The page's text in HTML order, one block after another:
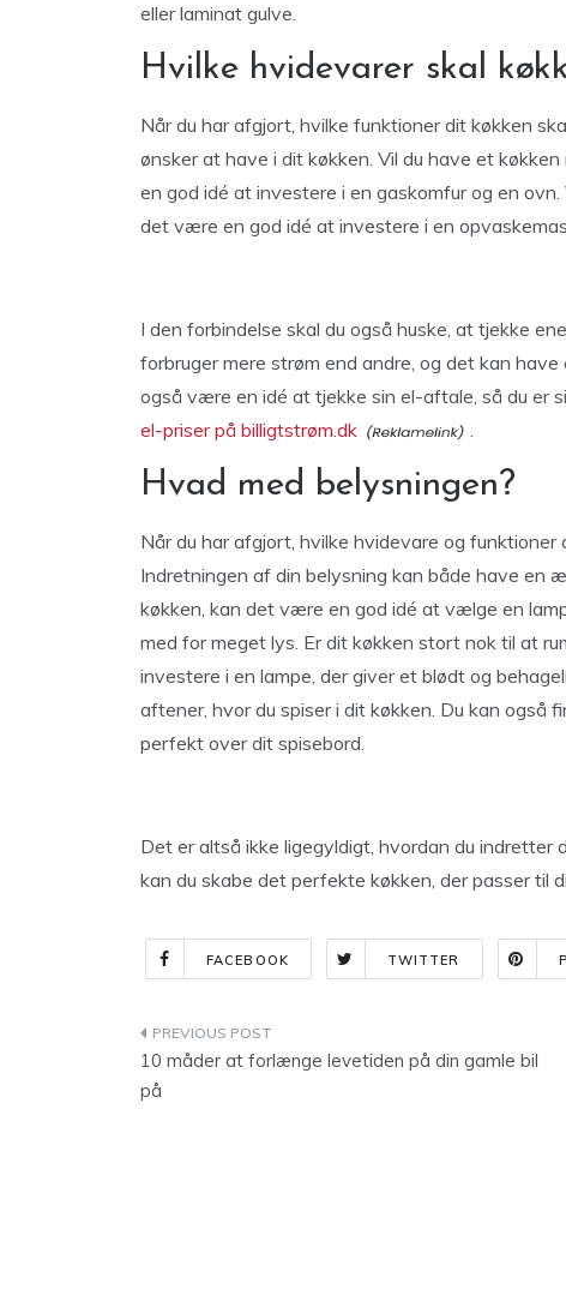
eller laminat gulve.
Hvilke hvidevarer skal
Når du har afgjort, hvilke funktioner dit køkken
ønsker at have i dit køkken. Vil du have et
en god idé at investere i en gaskomfur og en
det være en god idé at investere i en
I den forbindelse skal du også huske, at tjekke
forbruger mere strøm end andre, og det kan
også være en idé at tjekke sin el-aftale, så du er
el-priser på billigtstrøm.dk
.
Hvad med belysningen?
Når du har afgjort, hvilke hvidevare og
Indretningen af din belysning kan både have en
køkken, kan det være en god idé at vælge en
med for meget lys. Er dit køkken stort nok til at
investere i en lampe, der giver et blødt og
aftener, hvor du spiser i dit køkken. Du kan også
perfekt over dit spisebord.
Det er altså ikke ligegyldigt, hvordan du
kan du skabe det perfekte køkken, der passer til
FACEBOOK TWITTER
Indlægsnavigation
10 måder at forlænge levetiden på din gamle bil
på